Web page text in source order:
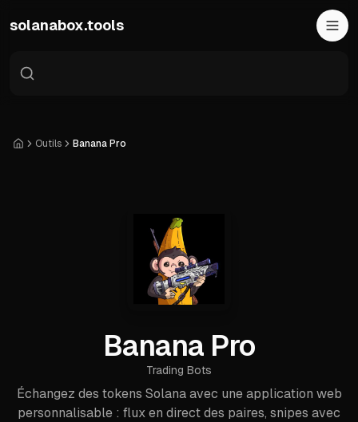
solanabox.tools
AccueilOutils Banana Pro
Banana Pro
Trading Bots
Échangez des tokens Solana avec une application web
personnalisable : flux en direct des paires, snipes avec